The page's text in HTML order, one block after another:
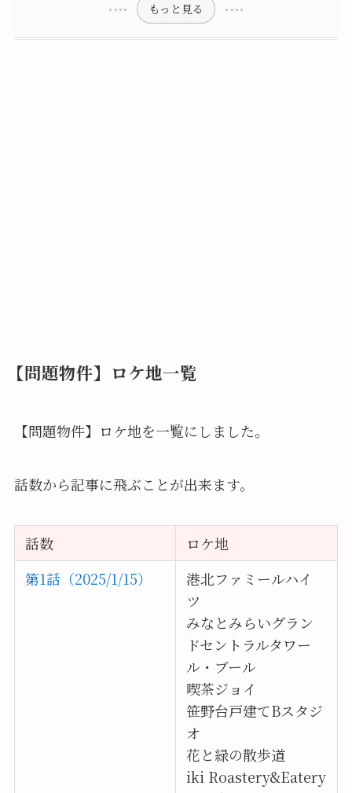
もっと見る
【問題物件】ロケ地一覧
【問題物件】ロケ地を一覧にしました。
話数から記事に飛ぶことが出来ます。
話数
ロケ地
第1話（2025/1/15）
港北ファミールハイ
ツ
みなとみらいグラン
ドセントラルタワー
ル・ブール
喫茶ジョイ
笹野台戸建てBスタジ
オ
花と緑の散歩道
iki Roastery&Eatery